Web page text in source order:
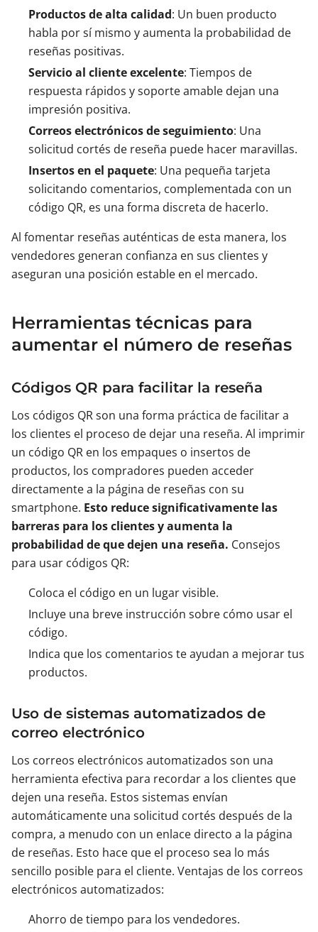
Productos de alta calidad: Un buen producto
habla por sí mismo y aumenta la probabilidad de
reseñas positivas.
Servicio al cliente excelente: Tiempos de
respuesta rápidos y soporte amable dejan una
impresión positiva.
Correos electrónicos de seguimiento: Una
solicitud cortés de reseña puede hacer maravillas.
Insertos en el paquete: Una pequeña tarjeta
solicitando comentarios, complementada con un
código QR, es una forma discreta de hacerlo.
Al fomentar reseñas auténticas de esta manera, los
vendedores generan confianza en sus clientes y
aseguran una posición estable en el mercado.
Herramientas técnicas para
aumentar el número de reseñas
Códigos QR para facilitar la reseña
Los códigos QR son una forma práctica de facilitar a
los clientes el proceso de dejar una reseña. Al imprimir
un código QR en los empaques o insertos de
productos, los compradores pueden acceder
directamente a la página de reseñas con su
smartphone. Esto reduce significativamente las
barreras para los clientes y aumenta la
probabilidad de que dejen una reseña. Consejos
para usar códigos QR:
Coloca el código en un lugar visible.
Incluye una breve instrucción sobre cómo usar el
código.
Indica que los comentarios te ayudan a mejorar tus
productos.
Uso de sistemas automatizados de
correo electrónico
Los correos electrónicos automatizados son una
herramienta efectiva para recordar a los clientes que
dejen una reseña. Estos sistemas envían
automáticamente una solicitud cortés después de la
compra, a menudo con un enlace directo a la página
de reseñas. Esto hace que el proceso sea lo más
sencillo posible para el cliente. Ventajas de los correos
electrónicos automatizados:
Ahorro de tiempo para los vendedores.